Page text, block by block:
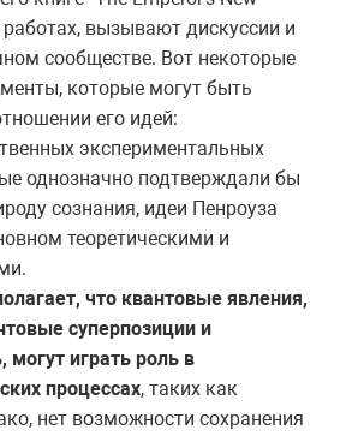
работах, вызывают дискуссии и
сообществе. Вот некоторые
которые могут быть
его идей:
экспериментальных
однозначно подтверждали бы
сознания, идеи Пенроуза
теоретическими и
что квантовые явления,
суперпозиции и
могут играть роль в
процессах, таких как
нет возможности сохранения